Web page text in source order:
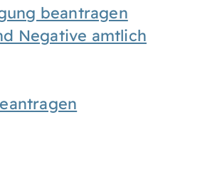
beantragen
Negative amtlich